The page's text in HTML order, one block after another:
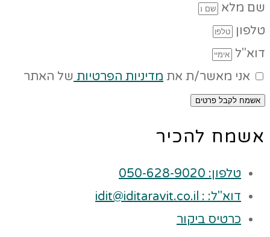
שם מלא
טלפון
דוא"ל
אני מאשר/ת את מדיניות הפרטיות של האתר
אשמח לקבל פרטים
אשמח להכיר
טלפון: 050-628-9020
דוא"ל: : idit@iditaravit.co.il
כרטיס ביקור